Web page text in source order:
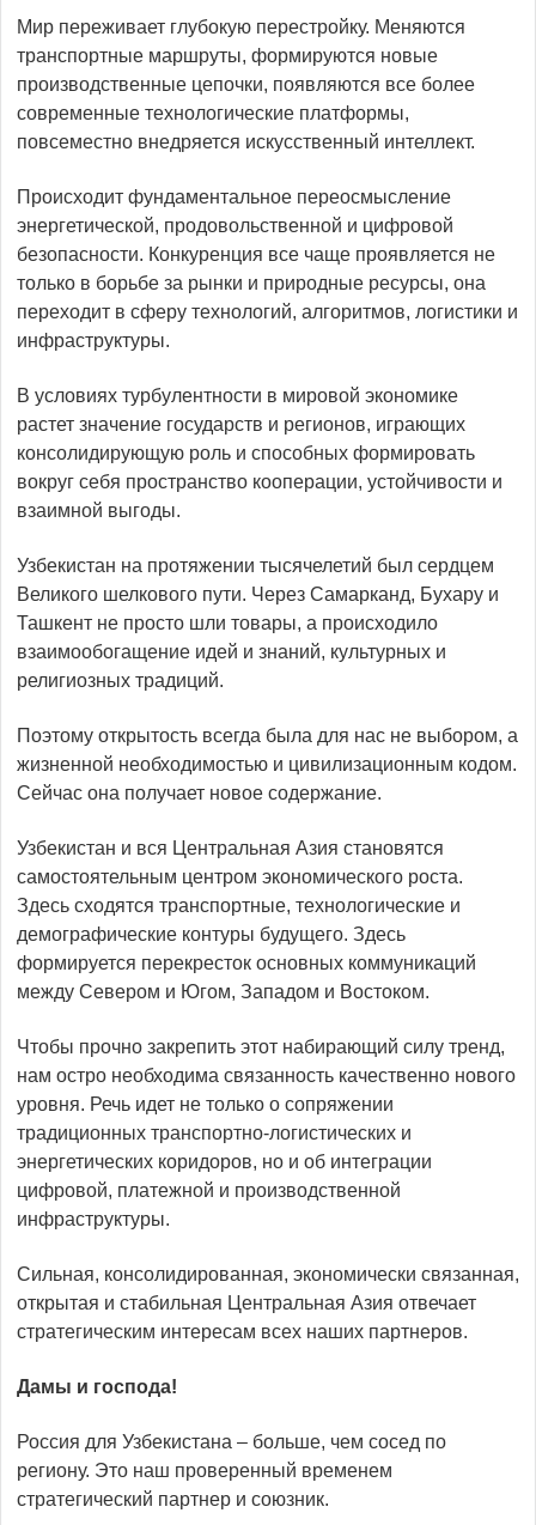
Мир переживает глубокую перестройку. Меняются
транспортные маршруты, формируются новые
производственные цепочки, появляются все более
современные технологические платформы,
повсеместно внедряется искусственный интеллект.
Происходит фундаментальное переосмысление
энергетической, продовольственной и цифровой
безопасности. Конкуренция все чаще проявляется не
только в борьбе за рынки и природные ресурсы, она
переходит в сферу технологий, алгоритмов, логистики и
инфраструктуры.
В условиях турбулентности в мировой экономике
растет значение государств и регионов, играющих
консолидирующую роль и способных формировать
вокруг себя пространство кооперации, устойчивости и
взаимной выгоды.
Узбекистан на протяжении тысячелетий был сердцем
Великого шелкового пути. Через Самарканд, Бухару и
Ташкент не просто шли товары, а происходило
взаимообогащение идей и знаний, культурных и
религиозных традиций.
Поэтому открытость всегда была для нас не выбором, а
жизненной необходимостью и цивилизационным кодом.
Сейчас она получает новое содержание.
Узбекистан и вся Центральная Азия становятся
самостоятельным центром экономического роста.
Здесь сходятся транспортные, технологические и
демографические контуры будущего. Здесь
формируется перекресток основных коммуникаций
между Севером и Югом, Западом и Востоком.
Чтобы прочно закрепить этот набирающий силу тренд,
нам остро необходима связанность качественно нового
уровня. Речь идет не только о сопряжении
традиционных транспортно-логистических и
энергетических коридоров, но и об интеграции
цифровой, платежной и производственной
инфраструктуры.
Сильная, консолидированная, экономически связанная,
открытая и стабильная Центральная Азия отвечает
стратегическим интересам всех наших партнеров.
Дамы и господа!
Россия для Узбекистана – больше, чем сосед по
региону. Это наш проверенный временем
стратегический партнер и союзник.